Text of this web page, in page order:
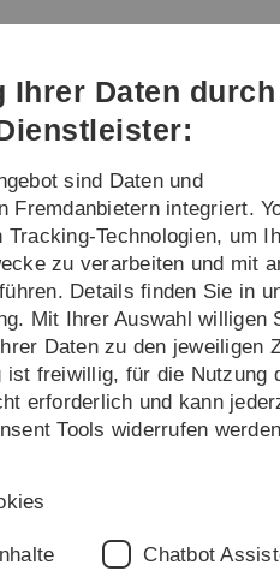
Direkt
Direkt
Direkt
(Sprache,
Drucken,
Social
Direkt
Direkt
Weiteres
Digitale Zertifikate DFN
Dort finden Sie auch
Programm.
Ihrer Daten durch
sind Daten und
Fremdanbietern integriert.
Tracking-Technologien, um
zu verarbeiten und mit
Details finden Sie in
Mit Ihrer Auswahl willigen
Daten zu den jeweiligen
ist freiwillig, für die Nutzung
erforderlich und kann
Tools widerrufen
Chatbot